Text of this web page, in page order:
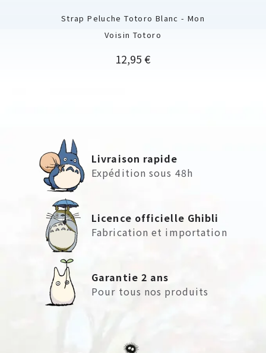
Strap Peluche Totoro Blanc - Mon
Voisin Totoro
Prix
12,95 €
Livraison rapide
Expédition sous 48h
Licence officielle Ghibli
Fabrication et importation
Garantie 2 ans
Pour tous nos produits